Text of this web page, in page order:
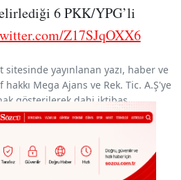
6 PKK/YPG’li
Z17SJqOXX6
yayınlanan yazı, haber ve
Mega Ajans ve Rek. Tic. A.Ş'ye
gösterilerek dahi iktibas
tepki ver